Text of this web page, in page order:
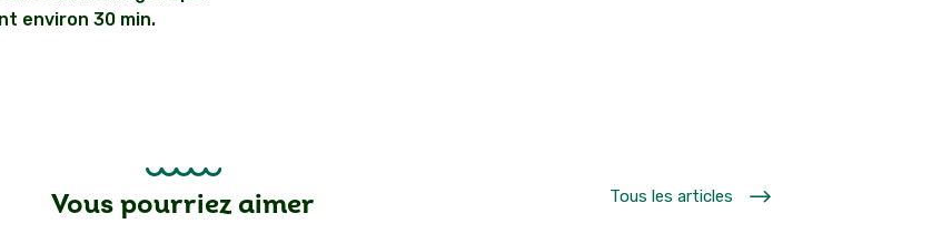
environ 30 min.
Vous pourriez aimer $
Tous les articles